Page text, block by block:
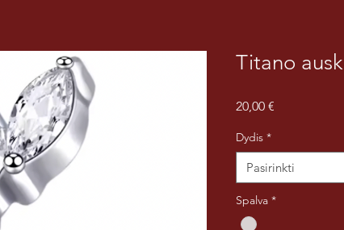
Titano
20,00 €
Dydis *
Pasirinkti
Spalva *